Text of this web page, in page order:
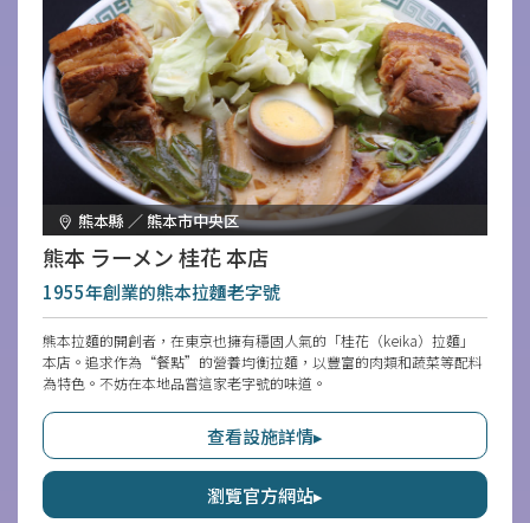
熊本縣 ／ 熊本市中央区
熊本 ラーメン 桂花 本店
1955年創業的熊本拉麵老字號
熊本拉麵的開創者，在東京也擁有穩固人氣的「桂花（keika）拉麵」
本店。追求作為“餐點”的營養均衡拉麵，以豐富的肉類和蔬菜等配料
為特色。不妨在本地品嘗這家老字號的味道。
查看設施詳情▸
瀏覽官方網站▸